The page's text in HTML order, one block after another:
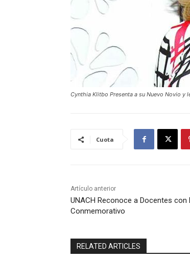
Cynthia Klitbo Presenta a su Nuevo Novio y
Cuota
Artículo anterior
UNACH Reconoce a Docentes con
Conmemorativo
RELATED ARTICLES